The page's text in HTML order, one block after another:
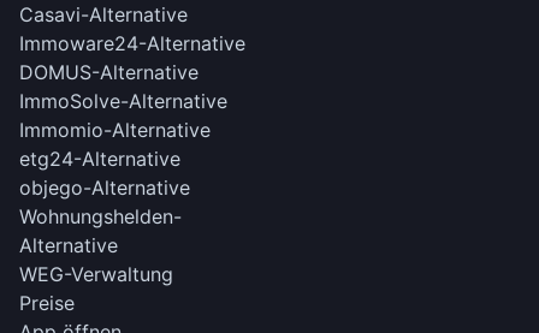
Casavi-Alternative
Immoware24-Alternative
DOMUS-Alternative
ImmoSolve-Alternative
Immomio-Alternative
etg24-Alternative
objego-Alternative
Wohnungshelden-
Alternative
WEG-Verwaltung
Preise